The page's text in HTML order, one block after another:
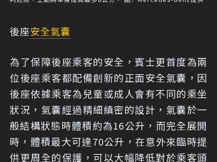
後座安全氣囊
為了保障後座乘客的安全，賓士更首度為兩
位後座乘客都配備創新的正面安全氣囊，因
後座依據乘客為兒童或成人會有不同的乘坐
狀況，氣囊經過精細縝密的設計，氣囊於一
般結構狀態時體積約為16公升，而完全展開
時，體積最大可達70公升，在意外來臨時提
供更周全的保護，可以大幅降低對於乘客頭